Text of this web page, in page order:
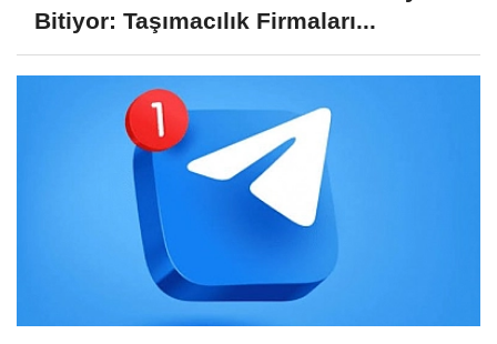
Bitiyor: Taşımacılık Firmaları...